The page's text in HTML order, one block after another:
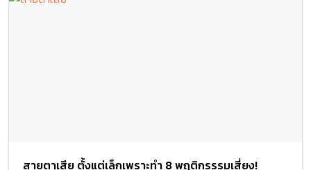
สายตาเสีย ตั้งแต่เล็กเพราะทำ 8 พฤติกรรรมเสี่ยง!